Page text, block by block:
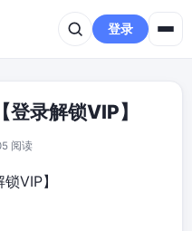
登录
录解锁VIP】
阅读
VIP】